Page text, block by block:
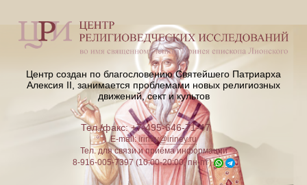
Центр создан по благословению Святейшего Патриарха
Алексия II, занимается проблемами новых религиозных
движений, сект и культов
Тел./факс: +7-495-646-71-47
E-mail:iriney@iriney.ru
Тел. для связи и приёма информации
8-916-005-7397 (10:00-20:00, пн-пт)